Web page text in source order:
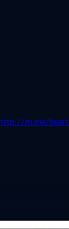
m.me/